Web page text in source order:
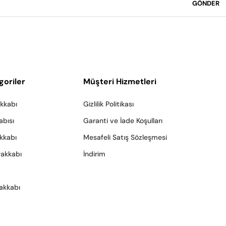
GÖNDER
Müşteri Hizmetleri
Gizlilik Politikası
Garanti ve İade Koşulları
Mesafeli Satış Sözleşmesi
İndirim